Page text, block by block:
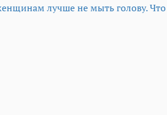
лучше не мыть голову.